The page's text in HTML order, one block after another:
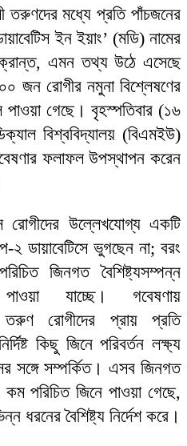
মধ্যে প্রতি পাঁচজনের
ইন ইয়াং’ (মডি) নামের
এমন তথ্য উঠে এসেছে
জন রোগীর নমুনা বিশ্লেষণের
গেছে। বৃহস্পতিবার (১৬
বিশ্ববিদ্যালয় (বিএমইউ)
ফলাফল উপস্থাপন করেন
রোগীদের উল্লেখযোগ্য একটি
ডায়াবেটিসে ভুগছেন না; বরং
জিনগত বৈশিষ্ট্যসম্পন্ন
পাওয়া যাচ্ছে। গবেষণায়
তরুণ রোগীদের প্রায় প্রতি
কিছু জিনে পরিবর্তন লক্ষ্য
সঙ্গে সম্পর্কিত। এসব জিনগত
পরিচিত জিনে পাওয়া গেছে,
ধরনের বৈশিষ্ট্য নির্দেশ করে।